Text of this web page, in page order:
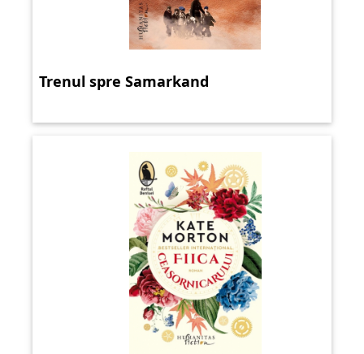
Trenul spre Samarkand